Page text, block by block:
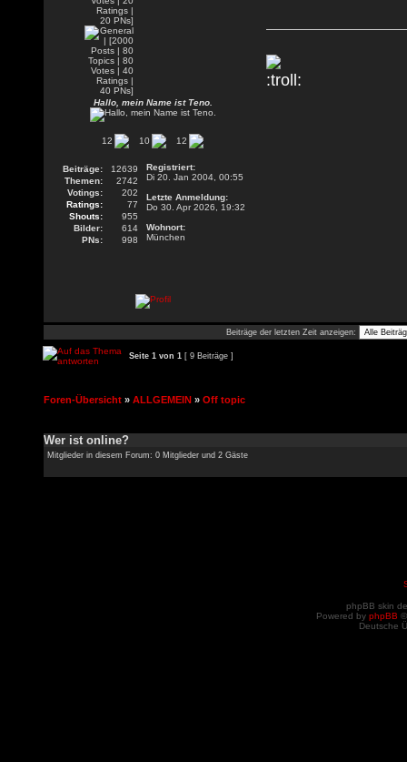
Hallo, mein Name ist Teno.
12 10 12
Beiträge:
12639
Themen:
2742
Votings:
202
Ratings:
77
Shouts:
955
Bilder:
614
PNs:
998
Registriert:
Di 20. Jan 2004, 00:55
Letzte Anmeldung:
Do 30. Apr 2026, 19:32
Wohnort:
München
Beiträge der letzten Zeit anzeigen:
Seite 1 von 1 [ 9 Beiträge ]
Foren-Übersicht » ALLGEMEIN » Off topic
Wer ist online?
Mitglieder in diesem Forum: 0 Mitglieder und 2 Gäste
phpBB skin
Powered by phpBB
Deutsche